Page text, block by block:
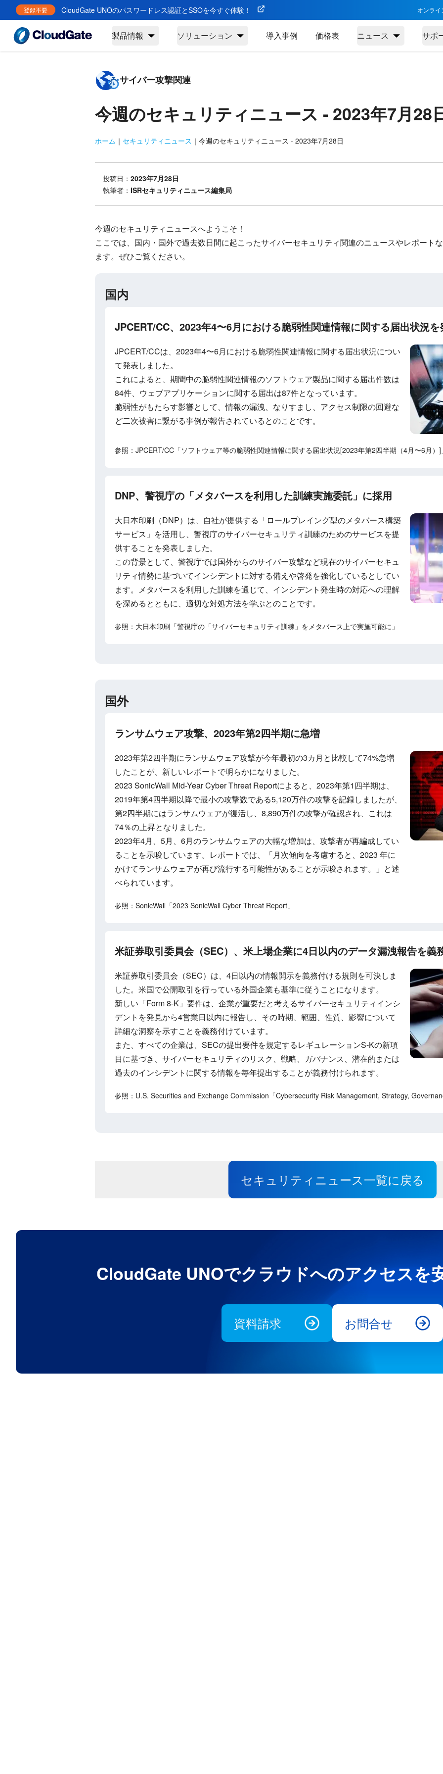
登録不要 CloudGate UNOのパスワードレス認証とSSOを今すぐ体験！ オンラ
製品情報 ソリューション 導入事例 価格表 ニュース サポ
サイバー攻撃関連
今週のセキュリティニュース - 2023年7月28
ホーム ｜ セキュリティニュース ｜ 今週のセキュリティニュース - 2023年7月28日
投稿日： 2023年7月28日
執筆者： ISRセキュリティニュース編集局
今週のセキュリティニュースへようこそ！
ここでは、国内・国外で過去数日間に起こったサイバーセキュリティ関連のニュースやレポート
ます。ぜひご覧ください。
国内
JPCERT/CC、2023年4〜6月における脆弱性関連情報に関する届出状況を
JPCERT/CCは、2023年4〜6月における脆弱性関連情報に関する届出状況につい
て発表しました。
これによると、期間中の脆弱性関連情報のソフトウェア製品に関する届出件数は
84件、ウェブアプリケーションに関する届出は87件となっています。
脆弱性がもたらす影響として、情報の漏洩、なりすまし、アクセス制限の回避な
ど二次被害に繋がる事例が報告されているとのことです。
参照：JPCERT/CC「ソフトウェア等の脆弱性関連情報に関する届出状況[2023年第2四半期（4月〜6月）]
DNP、警視庁の「メタバースを利用した訓練実施委託」に採用
大日本印刷（DNP）は、自社が提供する「ロールプレイング型のメタバース構築
サービス」を活用し、警視庁のサイバーセキュリティ訓練のためのサービスを提
供することを発表しました。
この背景として、警視庁では国外からのサイバー攻撃など現在のサイバーセキュ
リティ情勢に基づいてインシデントに対する備えや啓発を強化しているとしてい
ます。メタバースを利用した訓練を通じて、インシデント発生時の対応への理解
を深めるとともに、適切な対処方法を学ぶとのことです。
参照：大日本印刷「警視庁の「サイバーセキュリティ訓練」をメタバース上で実施可能に」
国外
ランサムウェア攻撃、2023年第2四半期に急増
2023年第2四半期にランサムウェア攻撃が今年最初の3カ月と比較して74%急増
したことが、新しいレポートで明らかになりました。
2023 SonicWall Mid-Year Cyber Threat Reportによると、2023年第1四半期は、
2019年第4四半期以降で最小の攻撃数である5,120万件の攻撃を記録しましたが、
第2四半期にはランサムウェアが復活し、8,890万件の攻撃が確認され、これは
74％の上昇となりました。
2023年4月、5月、6月のランサムウェアの大幅な増加は、攻撃者が再編成してい
ることを示唆しています。レポートでは、「月次傾向を考慮すると、2023 年に
かけてランサムウェアが再び流行する可能性があることが示唆されます。」と述
べられています。
参照：SonicWall「2023 SonicWall Cyber Threat Report」
米証券取引委員会（SEC）、米上場企業に4日以内のデータ漏洩報告を義
米証券取引委員会（SEC）は、4日以内の情報開示を義務付ける規則を可決しま
した。米国で公開取引を行っている外国企業も基準に従うことになります。
新しい「Form 8-K」要件は、企業が重要だと考えるサイバーセキュリティインシ
デントを発見から4営業日以内に報告し、その時期、範囲、性質、影響について
詳細な洞察を示すことを義務付けています。
また、すべての企業は、SECの提出要件を規定するレギュレーションS-Kの新項
目に基づき、サイバーセキュリティのリスク、戦略、ガバナンス、潜在的または
過去のインシデントに関する情報を毎年提出することが義務付けられます。
参照：U.S. Securities and Exchange Commission「Cybersecurity Risk Management, Strategy,
セキュリティニュース一覧に戻る
CloudGate UNOでクラウドへのアクセスを
資料請求 お問合せ